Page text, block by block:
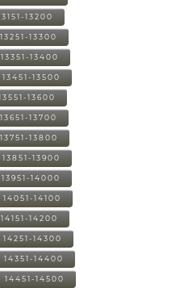
13200
13300
13400
13500
13600
13700
13800
13900
14000
14100
14200
14300
14351-14400
14451-14500